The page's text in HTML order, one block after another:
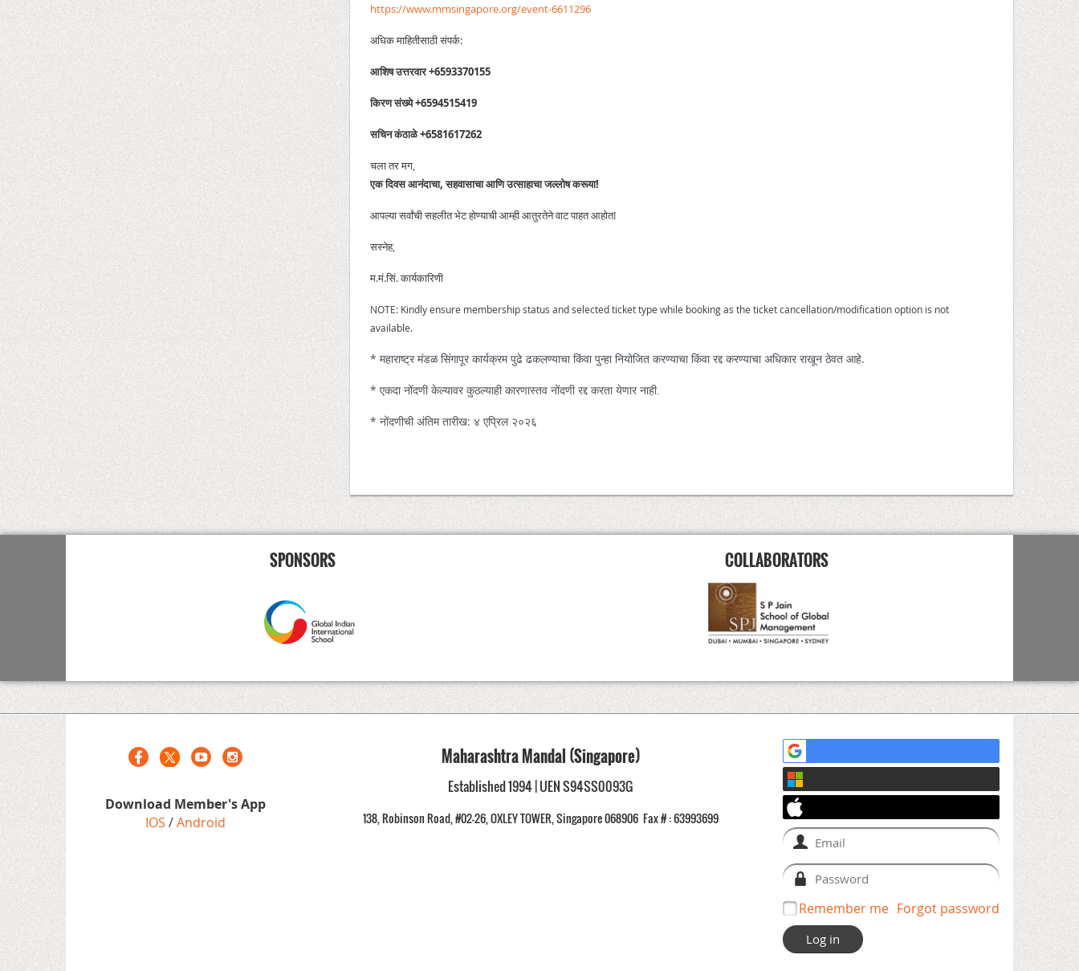
https://www.mmsingapore.org/event-6611296
अधिक माहितीसाठी संपर्क:
आशिष उत्तरवार +6593370155
किरण संख्ये +6594515419
सचिन कंठाळे +6581617262
चला तर मग,
एक दिवस आनंदाचा, सहवासाचा आणि उत्साहाचा जल्लोष करूया!
आपल्या सर्वांची सहलीत भेट होण्याची आम्ही आतुरतेने वाट पाहत आहोत!
सस्नेह,
म.मं.सिं.कार्यकारिणी
NOTE: Kindly ensure membership status and selected ticket type while booking as the ticket cancellation/modification option is not
available.
* महाराष्ट्र मंडळ सिंगापूर कार्यक्रम पुढे ढकलण्याचा किंवा पुन्हा नियोजित करण्याचा किंवा रद्द करण्याचा अधिकार राखून ठेवत आहे.
* एकदा नोंदणी केल्यावर कुठल्याही कारणास्तव नोंदणी रद्द करता येणार नाही.
* नोंदणीची अंतिम तारीख: ४ एप्रिल २०२६
SPONSORS COLLABORATORS
Download Member's App
IOS /Android
Maharashtra Mandal (Singapore)
Established 1994 | UEN S94SS0093G
138, Robinson Road, #02-26, OXLEY TOWER, Singapore 068906 Fax # : 63993699
Remember me Forgot password